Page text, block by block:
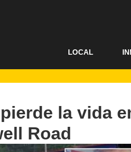
LOCAL
la vida
Road